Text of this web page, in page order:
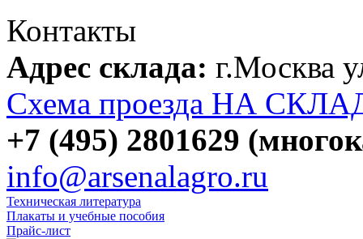
Контакты
Адрес склада: г.Москва
Схема проезда НА
+7 (495) 2801629
info@arsenalagro.ru
Техническая литература
Плакаты и учебные пособия
Прайс-лист